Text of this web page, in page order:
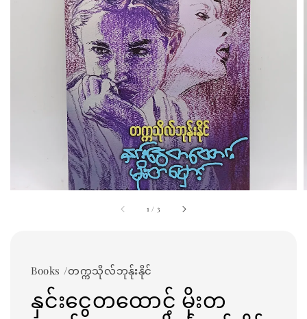
1 / 3
Books /တက္ကသိုလ်ဘုန်ုးနိုင်
နှင်းငွေတထောင့် မိုးတ